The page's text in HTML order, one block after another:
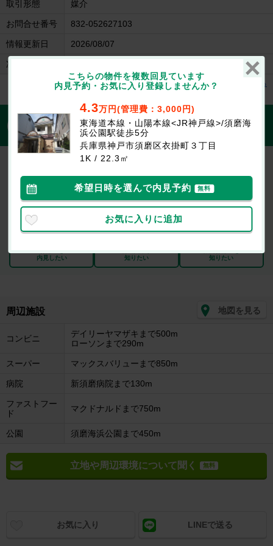
取引形態 媒介
お問合せ番号 832-052627103
情報更新日 2026/08/07
次回更新日
ワコ－レ須磨衣掛の建物情報を見る
1分で入力完了！入力2項目でOK
この物件にお問合せする
ワコ－レ須磨衣掛
敷 なし 礼 なし
最新の空室状況が知りたい
内見したい
知りたい
知りたい
周辺施設 地図を見る
コンビニ
デイリーヤマザキまで500m
ローソンまで290m
スーパー マックスバリューまで850m
病院 新須磨病院まで130m
ファストフー
ド
マクドナルドまで750m
公園 須磨海浜公園まで450m
立地や周辺環境について聞く 無料
お気に入り LINEで送る
こちらの物件を複数回見ています
内見予約・お気に入り登録しませんか？
4.3万円(管理費：3,000円)
東海道本線・山陽本線<JR神戸線>/須磨海
浜公園駅徒歩5分
兵庫県神戸市須磨区衣掛町３丁目
1K / 22.3㎡
希望日時を選んで内見予約 無料
お気に入りに追加